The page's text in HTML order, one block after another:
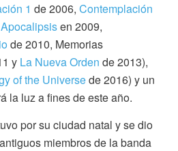
1 de 2006, Contemplación
en 2009,
de 2010, Memorias
y La Nueva Orden de 2013),
of the Universede 2016) y un
la luz a fines de este año.
por su ciudad natal y se dio
miembros de la banda